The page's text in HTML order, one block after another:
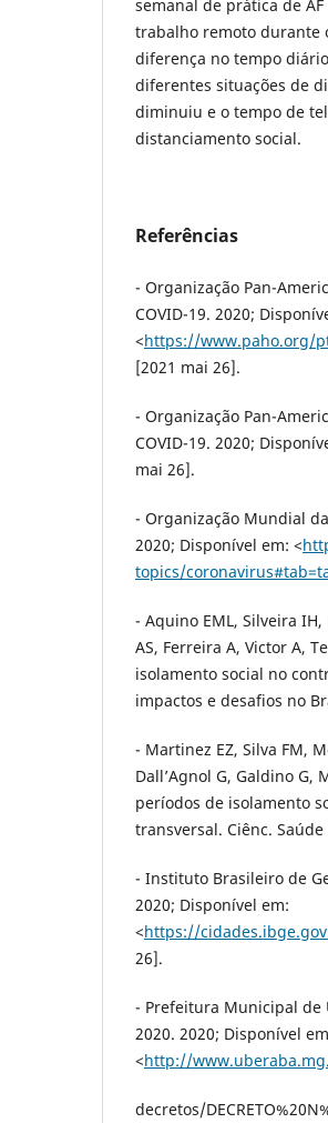
semanal de prática de
trabalho remoto durante
diferença no tempo
diferentes situações de
diminuiu e o tempo de
distanciamento social.
Referências
- Organização Pan-
COVID-19. 2020;
<https://www.paho.org/
[2021 mai 26].
- Organização Pan-
COVID-19. 2020;
mai 26].
- Organização Mundial
2020; Disponível em: <
topics/
- Aquino EML, Silveira IH,
AS, Ferreira A, Victor A,
isolamento social no
impactos e desafios no
- Martinez EZ, Silva FM,
Dall’Agnol G, Galdino G,
períodos de isolamento
transversal. Ciênc.
- Instituto Brasileiro de
2020; Disponível em:
<https://
26].
- Prefeitura Municipal de
2020. 2020; Disponível
<http://
decretos/